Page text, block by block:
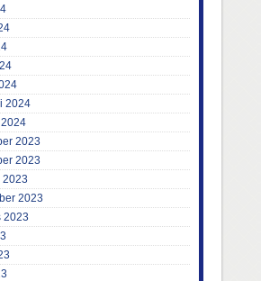
2024
2023
2023
2023
2023
2023